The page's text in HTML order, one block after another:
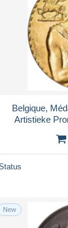
Belgique,
Artistieke
New